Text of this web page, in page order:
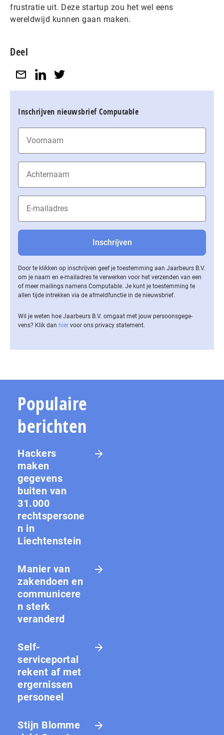
frustratie uit. Deze startup zou het wel eens
wereldwijd kunnen gaan maken.
Deel
Inschrijven nieuwsbrief Computable
Door te klikken op inschrijven geef je toestemming aan Jaarbeurs B.V.
om je naam en e-mailadres te verwerken voor het verzenden van een
of meer mailings namens Computable. Je kunt je toestemming te
allen tijde intrekken via de af­meld­func­tie in de nieuwsbrief.
Wil je weten hoe Jaarbeurs B.V. omgaat met jouw per­soons­ge­ge­
vens? Klik dan hier voor ons privacy statement.
Populaire
berichten
Hackers
maken
gegevens
buiten van
31.000
rechtspersone
n in
Liechtenstein
Manier van
zakendoen en
communicere
n sterk
veranderd
Self-
serviceportal
rekent af met
ergernissen
personeel
Stijn Blomme